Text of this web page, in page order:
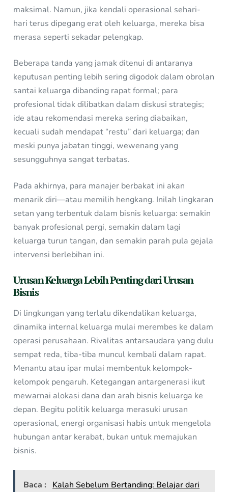
maksimal. Namun, jika kendali operasional sehari-
hari terus dipegang erat oleh keluarga, mereka bisa
merasa seperti sekadar pelengkap.
Beberapa tanda yang jamak ditenui di antaranya
keputusan penting lebih sering digodok dalam obrolan
santai keluarga dibanding rapat formal; para
profesional tidak dilibatkan dalam diskusi strategis;
ide atau rekomendasi mereka sering diabaikan,
kecuali sudah mendapat “restu” dari keluarga; dan
meski punya jabatan tinggi, wewenang yang
sesungguhnya sangat terbatas.
Pada akhirnya, para manajer berbakat ini akan
menarik diri—atau memilih hengkang. Inilah lingkaran
setan yang terbentuk dalam bisnis keluarga: semakin
banyak profesional pergi, semakin dalam lagi
keluarga turun tangan, dan semakin parah pula gejala
intervensi berlebihan ini.
Urusan Keluarga Lebih Penting dari Urusan
Bisnis
Di lingkungan yang terlalu dikendalikan keluarga,
dinamika internal keluarga mulai merembes ke dalam
operasi perusahaan. Rivalitas antarsaudara yang dulu
sempat reda, tiba-tiba muncul kembali dalam rapat.
Menantu atau ipar mulai membentuk kelompok-
kelompok pengaruh. Ketegangan antargenerasi ikut
mewarnai alokasi dana dan arah bisnis keluarga ke
depan. Begitu politik keluarga merasuki urusan
operasional, energi organisasi habis untuk mengelola
hubungan antar kerabat, bukan untuk memajukan
bisnis.
Baca :
Kalah Sebelum Bertanding: Belajar dari